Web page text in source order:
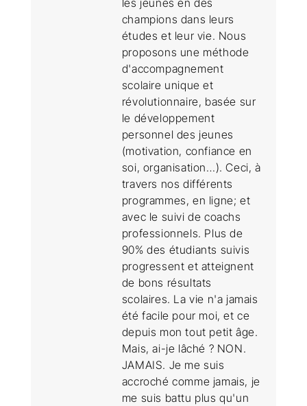
champions dans leurs
études et leur vie. Nous
proposons une méthode
d'accompagnement
scolaire unique et
révolutionnaire, basée sur
le développement
personnel des jeunes
(motivation, confiance en
soi, organisation…). Ceci, à
travers nos différents
programmes, en ligne; et
avec le suivi de coachs
professionnels. Plus de
90% des étudiants suivis
progressent et atteignent
de bons résultats
scolaires. La vie n'a jamais
été facile pour moi, et ce
depuis mon tout petit âge.
Mais, ai-je lâché ? NON.
JAMAIS. Je me suis
accroché comme jamais, je
me suis battu plus qu'un